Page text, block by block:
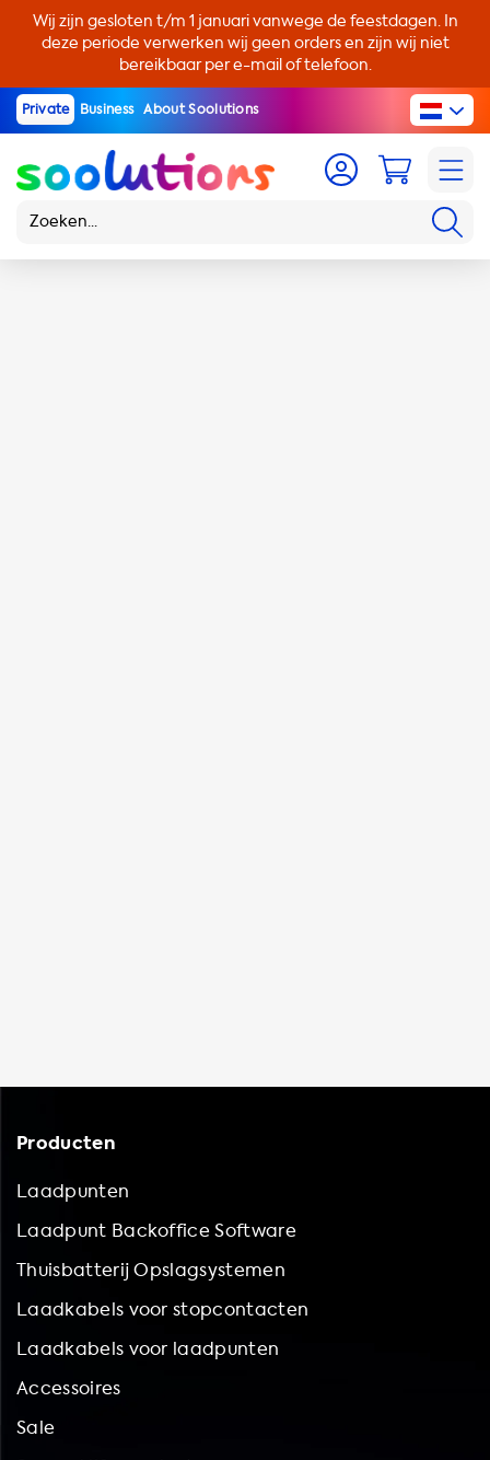
Wij zijn gesloten t/m 1 januari vanwege de feestdagen. In
deze periode verwerken wij geen orders en zijn wij niet
bereikbaar per e-mail of telefoon.
Private Business About Soolutions
Producten
Laadpunten
Laadpunt Backoffice Software
Thuisbatterij Opslagsystemen
Laadkabels voor stopcontacten
Laadkabels voor laadpunten
Accessoires
Sale